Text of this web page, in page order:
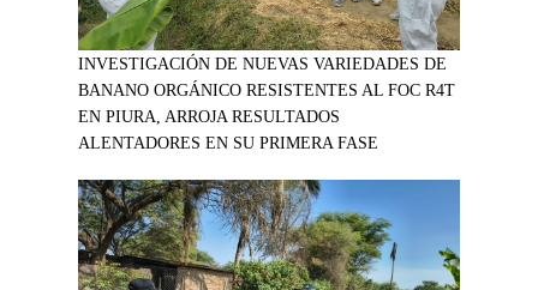
INVESTIGACIÓN DE NUEVAS VARIEDADES DE
BANANO ORGÁNICO RESISTENTES AL FOC R4T
EN PIURA, ARROJA RESULTADOS
ALENTADORES EN SU PRIMERA FASE